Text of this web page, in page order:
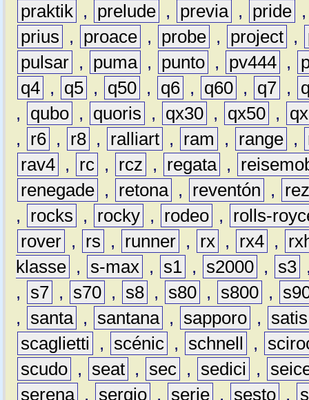
praktik , prelude , previa , pride
prius
, proace , probe , project ,
pulsar , puma , punto , pv444 ,
q4 , q5 , q50 , q6 , q60 , q7 ,
,
qubo , quoris , qx30 , qx50 ,
,
r6 , r8 , ralliart , ram , range ,
rav4 , rc , rcz , regata ,
renegade , retona , reventón ,
,
rocks , rocky , rodeo ,
rolls-
rover , rs , runner , rx , rx4 ,
klasse , s-max , s1 , s2000 , s3
,
s7 , s70 , s8 , s80 , s800 ,
,
santa , santana , sapporo ,
satis
scaglietti
, scénic , schnell ,
scudo , seat , sec , sedici ,
serena , sergio , serie , sesto ,